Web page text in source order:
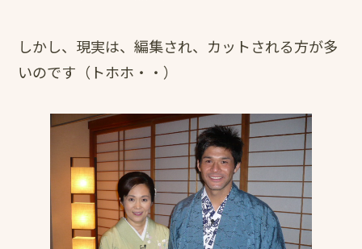
しかし、現実は、編集され、カットされる方が多
いのです（トホホ・・）